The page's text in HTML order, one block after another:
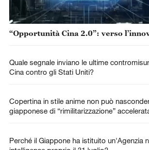
“Opportunità Cina 2.0”: verso
Quale segnale inviano le ultime
Cina contro gli Stati Uniti?
Copertina in stile anime non può
giapponese di “rimilitarizzazione”
Perché il Giappone ha istituito un'Agenzia